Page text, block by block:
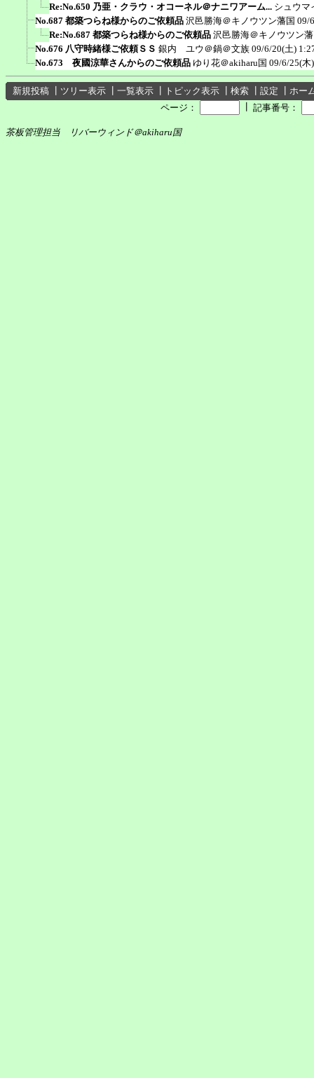
Re:No.650 乃亜・クラウ・オコーネル＠ナニワアーム... シュウマ
No.687 都築つらね様からのご依頼品 沢邑勝海＠キノウツン藩国 09/
Re:No.687 都築つらね様からのご依頼品 沢邑勝海＠キノウツン
No.676 八守時緒様ご依頼ＳＳ 銀内 ユウ＠鍋＠文族 09/6/20(土)
No.673 夜國涼華さんからのご依頼品 ゆり花＠akiharu国 09/6/25(木
新規投稿 ツリー表示 一覧表示 トピック表示 検索 設定
ホー
ページ：
記事番号：
茶板管理担当 リバーウィンド＠akiharu国